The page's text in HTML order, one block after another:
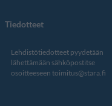
Tiedotteet
Lehdistötiedotteet pyydetään
lähettämään sähköpostitse
osoitteeseen toimitus@stara.fi